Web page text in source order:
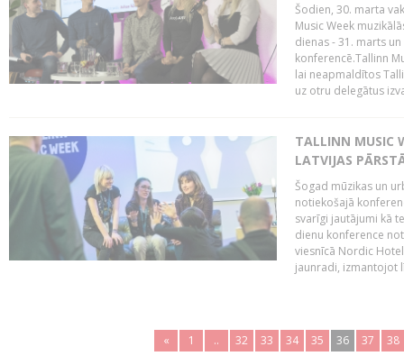
Šodien, 30. marta
Music Week
dienas - 31. marts
konferencē.Tallinn
lai neapmaldītos
uz otru delegātus
TALLINN MUSIC
LATVIJAS
Šogad mūzikas un
notiekošajā
svarīgi jautājumi kā
dienu konference
viesnīcā Nordic
jaunradi, izmantojot
« 1 .. 32 33 34 35 36 37 38